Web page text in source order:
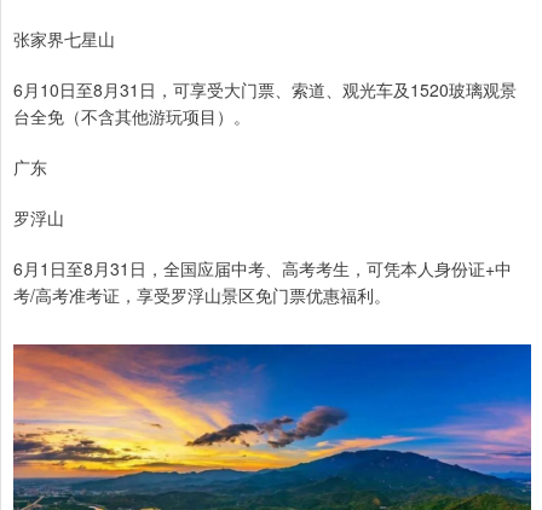
张家界七星山
6月10日至8月31日，可享受大门票、索道、观光车及1520玻璃观景
台全免（不含其他游玩项目）。
广东
罗浮山
6月1日至8月31日，全国应届中考、高考考生，可凭本人身份证+中
考/高考准考证，享受罗浮山景区免门票优惠福利。